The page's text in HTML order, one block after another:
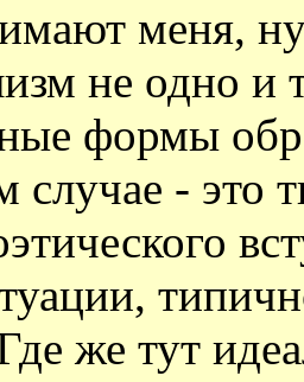
меня,
не одно и
формы
случае - это
же тут